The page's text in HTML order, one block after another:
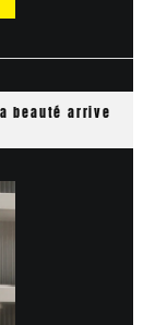
beauté arrive